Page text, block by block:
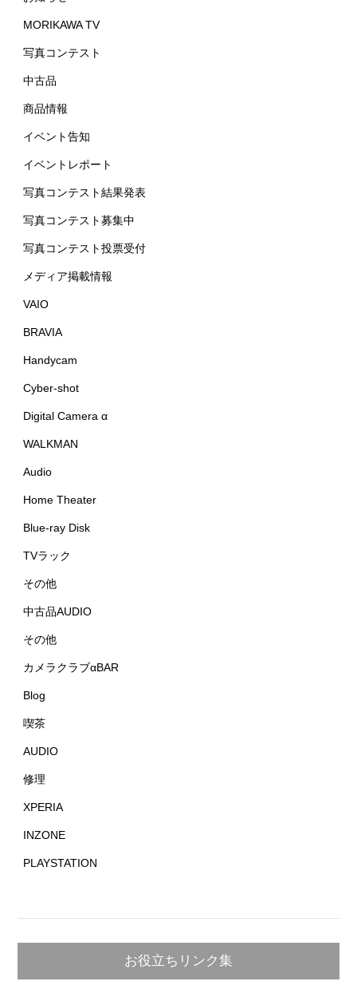
MORIKAWA TV
写真コンテスト
中古品
商品情報
イベント告知
イベントレポート
写真コンテスト結果発表
写真コンテスト募集中
写真コンテスト投票受付
メディア掲載情報
VAIO
BRAVIA
Handycam
Cyber-shot
Digital Camera α
WALKMAN
Audio
Home Theater
Blue-ray Disk
TVラック
その他
中古品AUDIO
その他
カメラクラブαBAR
Blog
喫茶
AUDIO
修理
XPERIA
INZONE
PLAYSTATION
お役立ちリンク集